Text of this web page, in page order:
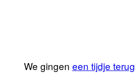
We gingen een tijdje terug